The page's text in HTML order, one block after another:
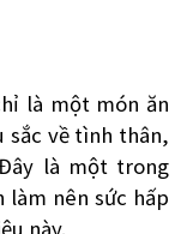
là một món ăn
sắc về tình thân,
là một trong
làm nên sức hấp